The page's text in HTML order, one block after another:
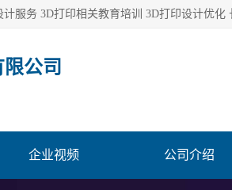
公司
企业视频 公司介绍